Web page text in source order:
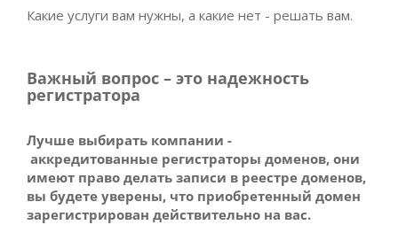
Какие услуги вам нужны, а какие нет - решать вам.
Важный вопрос – это надежность
регистратора
Лучше выбирать компании -
аккредитованные регистраторы доменов, они
имеют право делать записи в реестре доменов,
вы будете уверены, что приобретенный домен
зарегистрирован действительно на вас.